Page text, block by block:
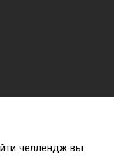
челлендж вы